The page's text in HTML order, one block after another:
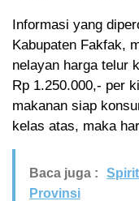
Informasi yang
Kabupaten Fakfak,
nelayan harga telur
Rp 1.250.000,- per
makanan siap
kelas atas, maka
Baca juga :
Provinsi